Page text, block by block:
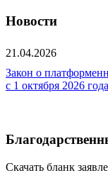
Новости
21.04.2026
Закон о
с 1 октября 2026 года
Скачать бланк